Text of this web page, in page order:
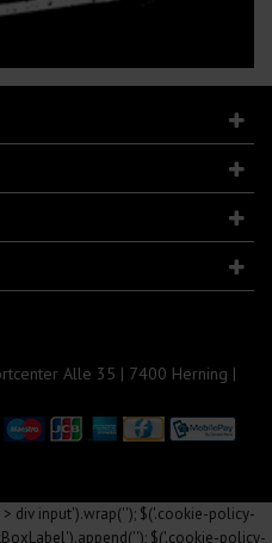
Alle 35 | 7400 Herning |
div input').wrap(''); $('.cookie-policy-
'); $('.cookie-policy-